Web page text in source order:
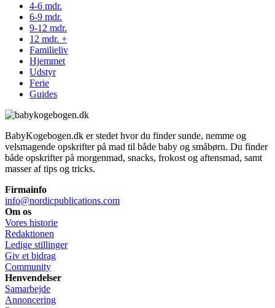
4-6 mdr.
6-9 mdr.
9-12 mdr.
12 mdr. +
Familieliv
Hjemmet
Udstyr
Ferie
Guides
BabyKogebogen.dk er stedet hvor du finder sunde, nemme og
velsmagende opskrifter på mad til både baby og småbørn. Du finder
både opskrifter på morgenmad, snacks, frokost og aftensmad, samt
masser af tips og tricks.
Firmainfo
info@nordicpublications.com
Om os
Vores historie
Redaktionen
Ledige stillinger
Giv et bidrag
Community
Henvendelser
Samarbejde
Annoncering